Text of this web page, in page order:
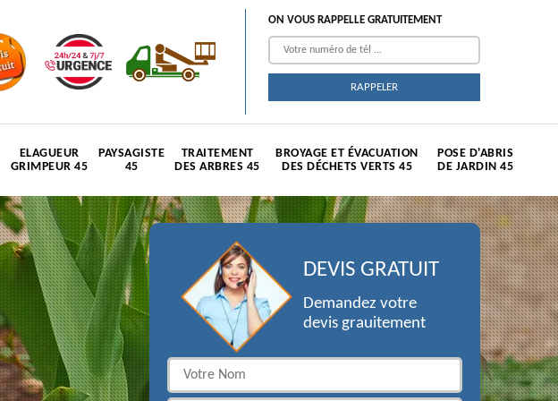
ON VOUS RAPPELLE GRATUITEMENT
ELAGUEUR
GRIMPEUR 45
PAYSAGISTE
45
TRAITEMENT
DES ARBRES 45
BROYAGE ET ÉVACUATION
DES DÉCHETS VERTS 45
POSE D'ABRIS
DE JARDIN 45
DEVIS GRATUIT
Demandez votre
devis grauitement